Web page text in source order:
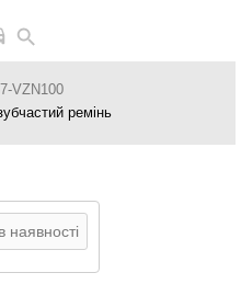
VZN100
ремінь
наявності